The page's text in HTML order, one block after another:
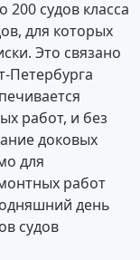
200 судов класса
для которых
Это связано
Петербурга
работ, и без
доковых
для
работ
день
судов